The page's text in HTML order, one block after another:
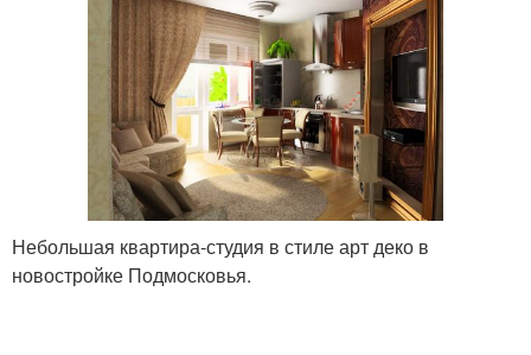
Небольшая квартира-студия в стиле арт деко в
новостройке Подмосковья.